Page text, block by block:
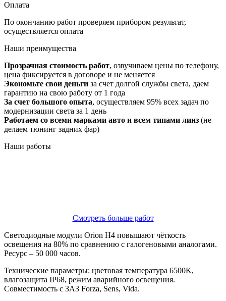
Оплата
По окончанию работ проверяем прибором результат,
осуществляется оплата
Наши преимущества
Прозрачная стоимость работ, озвучиваем цены по телефону,
цена фиксируется в договоре и не меняется
Экономьте свои деньги за счет долгой службы света, даем
гарантию на свою работу от 1 года
За счет большого опыта, осуществляем 95% всех задач по
модернизации света за 1 день
Работаем со всеми марками авто и всем типами линз (не
делаем тюнинг задних фар)
Наши работы
Смотреть больше работ
Светодиодные модули Orion H4 повышают чёткость
освещения на 80% по сравнению с галогеновыми аналогами.
Ресурс – 50 000 часов.
Технические параметры: цветовая температура 6500K,
влагозащита IP68, режим аварийного освещения.
Совместимость с ЗАЗ Forza, Sens, Vida.